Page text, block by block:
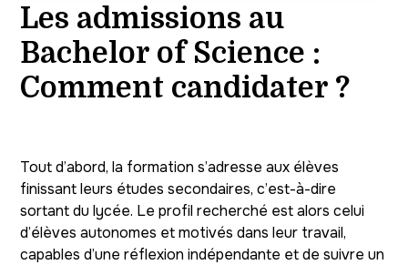
Les admissions au
Bachelor of Science :
Comment candidater ?
Tout d’abord, la formation s’adresse aux élèves
finissant leurs études secondaires, c’est-à-dire
sortant du lycée. Le profil recherché est alors celui
d’élèves autonomes et motivés dans leur travail,
capables d’une réflexion indépendante et de suivre un